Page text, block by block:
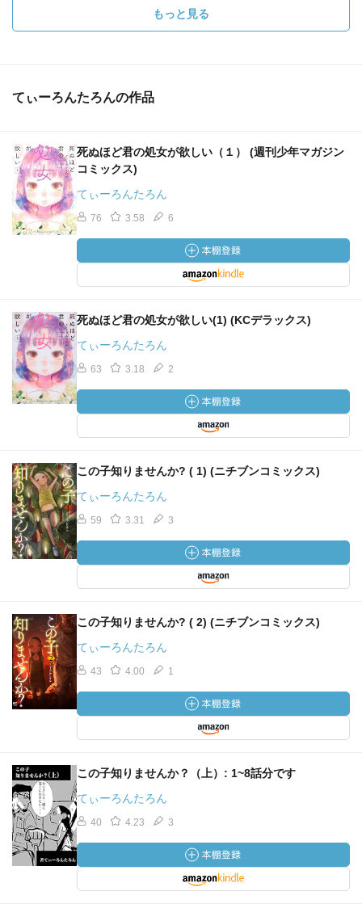
もっと見る
てぃーろんたろんの作品
死ぬほど君の処女が欲しい（１） (週刊少年マガジン
コミックス)
てぃーろんたろん
76 3.58 6
死ぬほど君の処女が欲しい(1) (KCデラックス)
てぃーろんたろん
63 3.18 2
この子知りませんか? ( 1) (ニチブンコミックス)
てぃーろんたろん
59 3.31 3
この子知りませんか? ( 2) (ニチブンコミックス)
てぃーろんたろん
43 4.00 1
この子知りませんか？（上）: 1~8話分です
てぃーろんたろん
40 4.23 3